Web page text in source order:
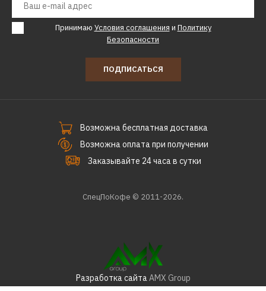
Принимаю Условия соглашения и Политику
Безопасности
ПОДПИСАТЬСЯ
Возможна бесплатная доставка
Возможна оплата при получении
Заказывайте 24 часа в сутки
СпецПоКофе © 2011-2026.
Разработка сайтаAMX Group